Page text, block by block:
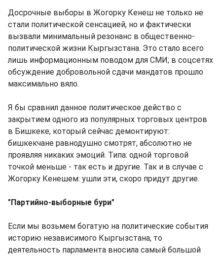
Досрочные выборы в Жогорку Кенеш не только не
стали политической сенсацией, но и фактически
вызвали минимальный резонанс в общественно-
политической жизни Кыргызстана. Это стало всего
лишь информационным поводом для СМИ; в соцсетях
обсуждение добровольной сдачи мандатов прошло
максимально вяло.
Я бы сравнил данное политическое действо с
закрытием одного из популярных торговых центров
в Бишкеке, который сейчас демонтируют:
бишкекчане равнодушно смотрят, абсолютно не
проявляя никаких эмоций. Типа: одной торговой
точкой меньше - так есть и другие. Так и в случае с
Жогорку Кенешем: ушли эти, скоро придут другие.
"Партийно-выборные бури"
Если мы возьмем богатую на политические события
историю независимого Кыргызстана, то
деятельность парламента вносила самый большой